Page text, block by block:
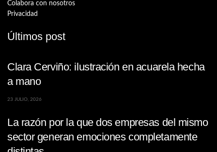
Colabora con nosotros
Privacidad
Últimos post
Clara Cerviño: ilustración en acuarela hecha
a mano
23 JULIO, 2026
La razón por la que dos empresas del mismo
sector generan emociones completamente